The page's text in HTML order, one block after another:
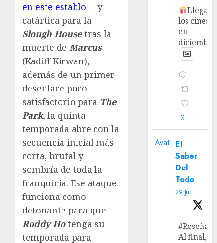
en este establo— y
catártica para la
Slough Housetras la
muerte de Marcus
(Kadiff Kirwan),
además de un primer
desenlace poco
satisfactorio para The
Park, la quinta
temporada abre con la
secuencia inicial más
corta, brutal y
sombría de toda la
franquicia. Ese ataque
funciona como
detonante para que
Roddy Hotenga su
temporada para
Llega a
los cines
en
X
Avatar El
Saber
Del
Todo
29 Jul
#Reseña
Al final,